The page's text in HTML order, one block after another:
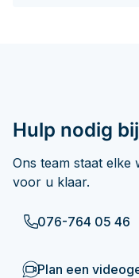
Hulp nodig
Ons team staat elke
voor u klaar.
076-764 05 46
Plan een